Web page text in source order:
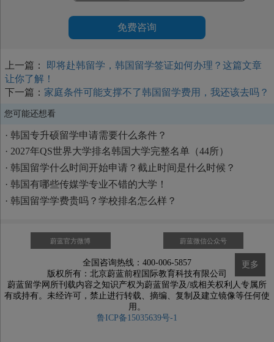
免费咨询
上一篇：
即将赴韩留学，韩国留学签证如何办理？这篇文章
让你了解！
下一篇： 家庭条件可能支撑不了韩国留学费用，我还该去吗？
您可能还想看
· 韩国专升硕留学申请需要什么条件？
· 2027年QS世界大学排名韩国大学完整名单（44所）
· 韩国留学什么时间开始申请？截止时间是什么时候？
· 韩国有哪些传媒学专业不错的大学！
· 韩国留学学费贵吗？学校排名怎么样？
更多
蔚蓝官方微博 蔚蓝微信公众号
全国咨询热线：400-006-5857
版权所有：北京蔚蓝前程国际教育科技有限公司
蔚蓝留学网所刊载内容之知识产权为蔚蓝留学及/或相关权利人专属所
有或持有。未经许可，禁止进行转载、摘编、复制及建立镜像等任何使
用。
鲁ICP备15035639号-1